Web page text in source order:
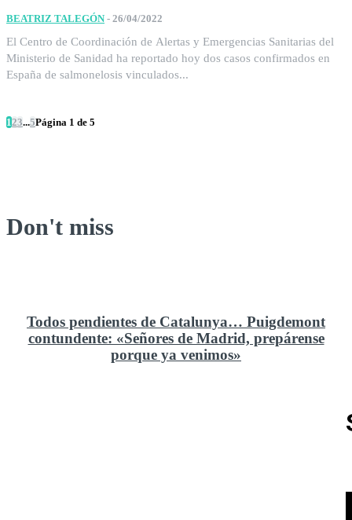
BEATRIZ TALEGÓN - 26/04/2022
El Centro de Coordinación de Alertas y Emergencias Sanitarias del
Ministerio de Sanidad ha reportado hoy dos casos confirmados en
España de salmonelosis vinculados...
1 23...5Página 1 de 5
Don't miss
Todos pendientes de Catalunya… Puigdemont
contundente: «Señores de Madrid, prepárense
porque ya venimos»